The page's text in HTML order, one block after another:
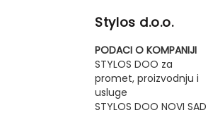
Stylos d.o.o.
PODACI O KOMPANIJI
STYLOS DOO za
promet, proizvodnju i
usluge
STYLOS DOO NOVI SAD